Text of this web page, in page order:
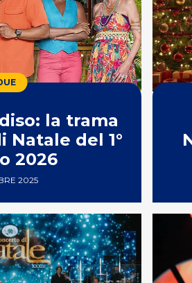
la trama
Natale del 1°
2026
2025